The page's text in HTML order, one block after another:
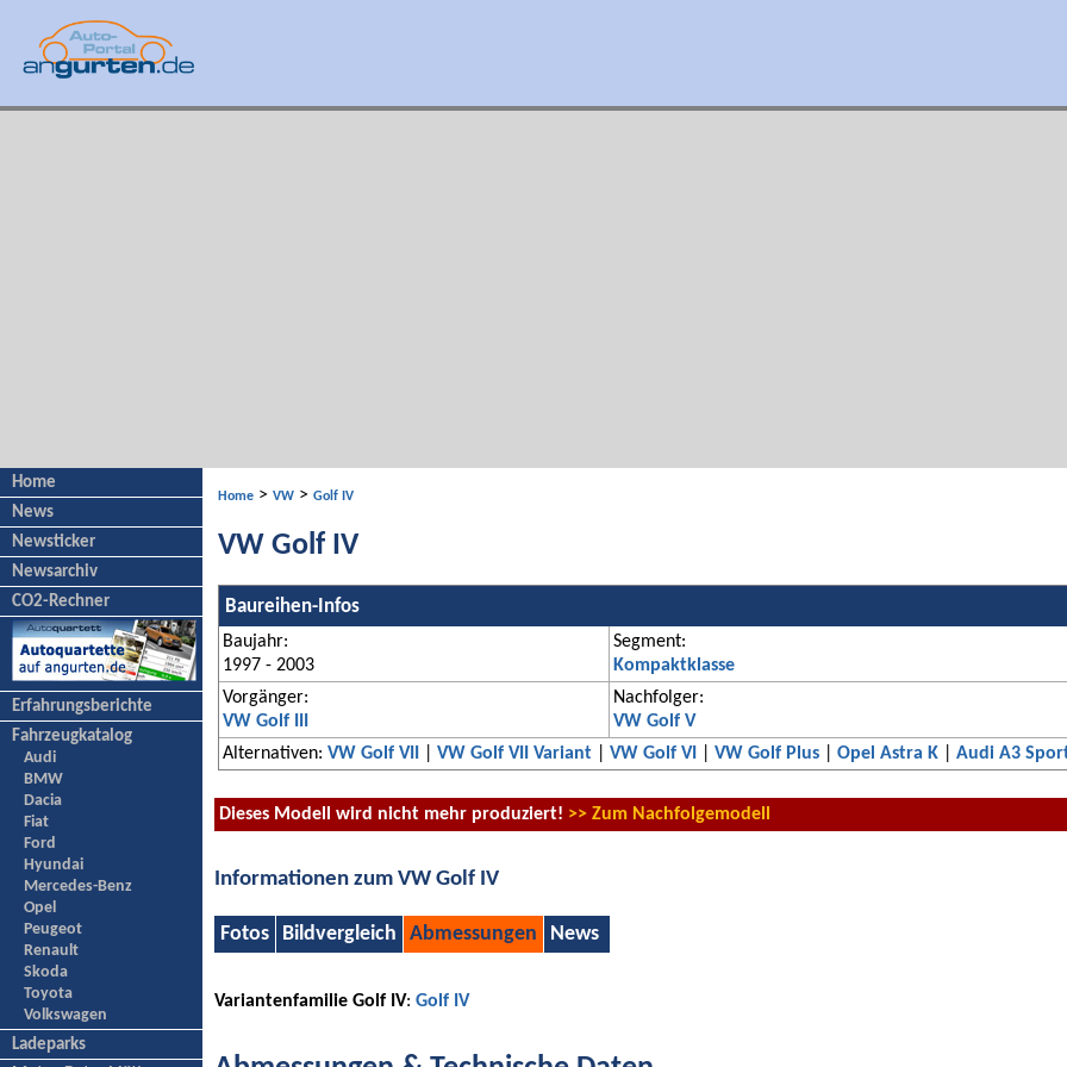
Home
News
Newsticker
Newsarchiv
CO2-Rechner
Erfahrungsberichte
Fahrzeugkatalog
Audi
BMW
Dacia
Fiat
Ford
Hyundai
Mercedes-Benz
Opel
Peugeot
Renault
Skoda
Toyota
Volkswagen
Ladeparks
Home > VW > Golf IV
VW Golf IV
Baureihen-Infos
Baujahr:
1997 - 2003
Segment:
Kompaktklasse
Vorgänger:
VW Golf III
Nachfolger:
VW Golf V
Alternativen: VW Golf VII VW Golf VII Variant VW Golf VI VW Golf Plus Opel Astra K Audi A3
Dieses Modell wird nicht mehr produziert! >> Zum Nachfolgemodell
Informationen zum VW Golf IV
Fotos Bildvergleich Abmessungen News
Variantenfamilie Golf IV: Golf IV